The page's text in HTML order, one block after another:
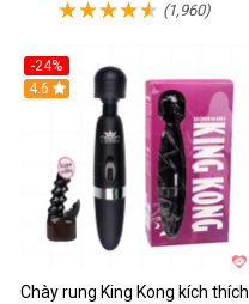
(1,960)
-24%
4.6
Chày rung King Kong kích thích